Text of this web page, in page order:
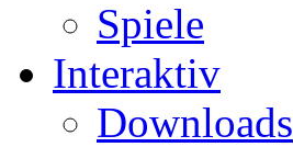
Spiele
Interaktiv
Downloads